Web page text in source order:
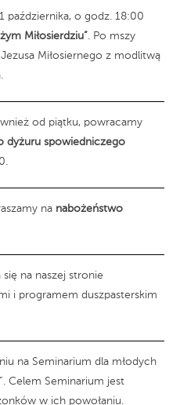
października, o godz. 18:00
Miłosierdziu”. Po mszy
Miłosiernego z modlitwą
od piątku, powracamy
dyżuru spowiedniczego
na nabożeństwo
na naszej stronie
i programem duszpasterskim
na Seminarium dla młodych
”. Celem Seminarium jest
w ich powołaniu.